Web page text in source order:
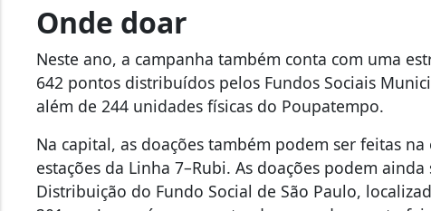
Onde doar
Neste ano, a campanha também conta com uma
642 pontos distribuídos pelos Fundos Sociais
além de 244 unidades físicas do Poupatempo.
Na capital, as doações também podem ser feitas
estações da Linha 7–Rubi. As doações podem
Distribuição do Fundo Social de São Paulo,